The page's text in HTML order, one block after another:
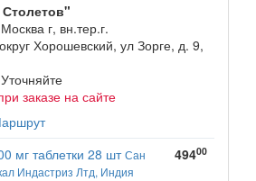
г, вн.тер.г.
Хорошевский, ул Зорге, д. 9,
Уточняйте
заказе на сайте
мг таблетки 28 штСан
Индастриз Лтд, Индия
49400